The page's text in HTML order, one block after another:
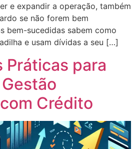
e expandir a operação, também
se não forem bem
bem-sucedidas sabem como
e usam dívidas a seu […]
Práticas para
Crédito